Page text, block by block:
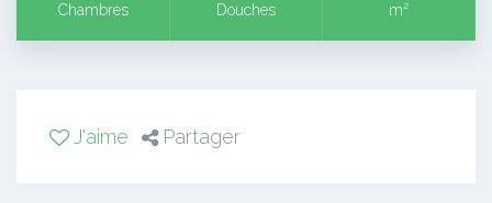
Chambres Douches m²
J'aime Partager